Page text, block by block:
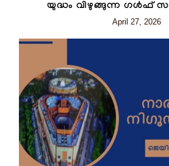
യുദ്ധം വിഴുങ്ങുന്ന ഗൾഫ്
April 27, 2026